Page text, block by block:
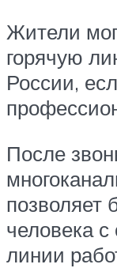
Жители
горячую
России,
После
позволяет
человека
линии